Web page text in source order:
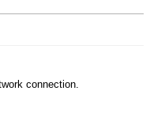
connection.